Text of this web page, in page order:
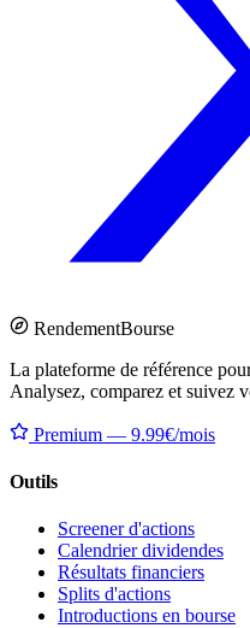
RendementBourse
La plateforme de référence
Analysez, comparez et suivez
Premium — 9.99€/mois
Outils
Screener d'actions
Calendrier dividendes
Résultats financiers
Splits d'actions
Introductions en bourse